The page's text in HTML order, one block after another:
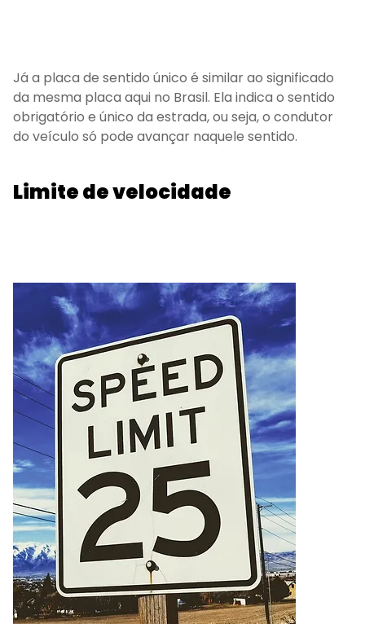
Já a placa de sentido único é similar ao significado
da mesma placa aqui no Brasil. Ela indica o sentido
obrigatório e único da estrada, ou seja, o condutor
do veículo só pode avançar naquele sentido.
Limite de velocidade